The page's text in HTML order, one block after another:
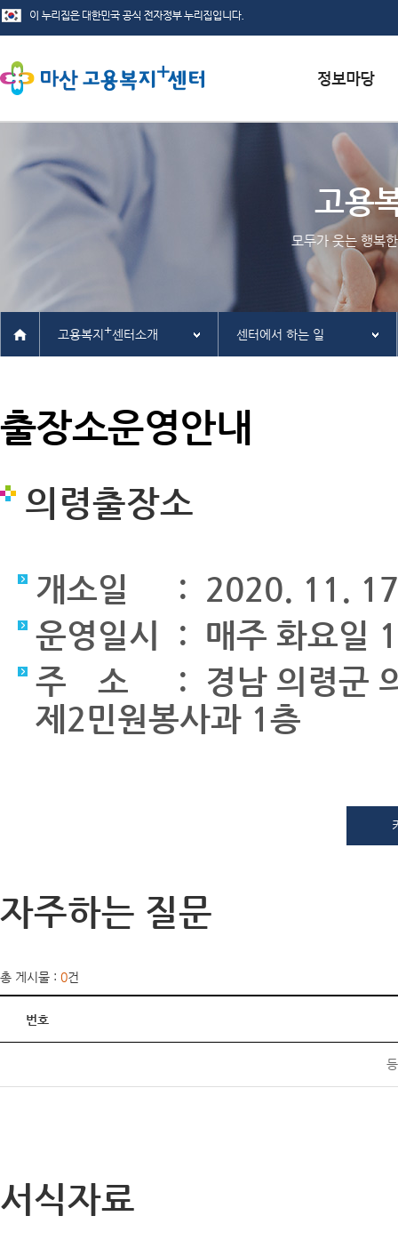
서식자료실
채용정보
인재정보
관련사이트
고용
모두가 웃는 행복
고용복지 +센터소개 센터에서 하는 일
출장소운영안내
의령출장소
개소일 : 2020. 11.
운영일시 : 매주 화요일
주 소 : 경남 의령군 의
제2민원봉사과 1층
자주하는 질문
총 게시물 : 0건
번호
서식자료